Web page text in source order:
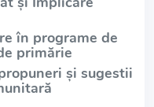
în programe de
primărie
și sugestii